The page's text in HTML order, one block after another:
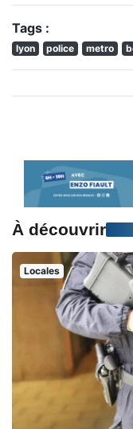
Tags :
lyon police metro
À découvrir
Locales